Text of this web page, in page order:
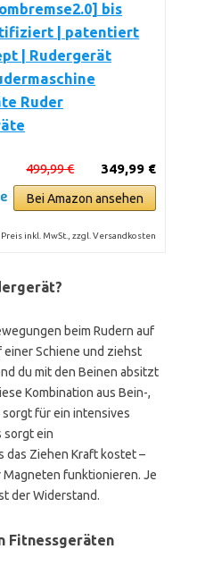
bis
| patentiert
| Rudergerät
Ruder
349,99 €
499,99 €
Bei Amazon ansehen
Preis inkl. MwSt., zzgl. Versandkosten
beim Rudern auf
einer Schiene und ziehst
du mit den Beinen absitzt
Kombination aus Bein-,
für ein intensives
sorgt ein
das Ziehen Kraft kostet –
Magneten funktionieren. Je
der Widerstand.
Fitnessgeräten